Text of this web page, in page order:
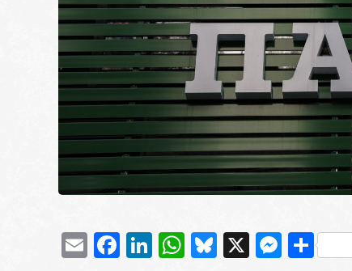
EmailFacebook
LinkedIn
WhatsApp
Bluesky
X